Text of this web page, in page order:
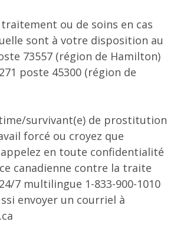
traitement ou de soins en cas
sont à votre disposition au
73557 (région de Hamilton)
poste 45300 (région de
survivant(e) de prostitution
forcé ou croyez que
appelez en toute confidentialité
canadienne contre la traite
7 multilingue 1-833-900-1010
envoyer un courriel à